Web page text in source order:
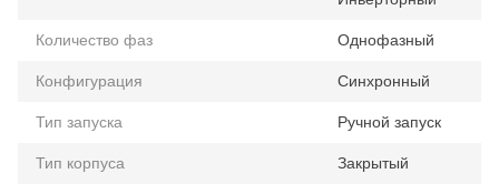
Количество фаз Однофазный
Конфигурация Синхронный
Тип запуска Ручной запуск
Тип корпуса Закрытый